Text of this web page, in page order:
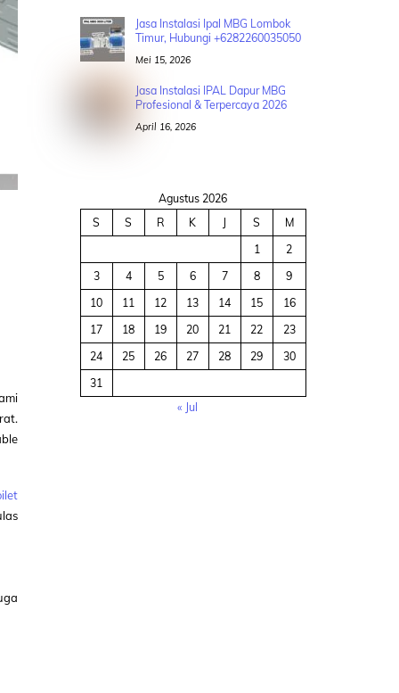
Jasa Instalasi Ipal MBG Lombok
Timur, Hubungi +6282260035050
Mei 15, 2026
Jasa Instalasi IPAL Dapur MBG
Profesional & Terpercaya 2026
April 16, 2026
Agustus 2026
S
S R K J S
M
1
2
3
4 5 6 7 8
9
10
11 12 13 14 15
16
17
18 19 20 21 22
23
24
25 26 27 28 29
30
31
« Jul